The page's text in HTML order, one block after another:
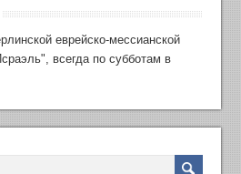
еврейско-мессианской
всегда по субботам в